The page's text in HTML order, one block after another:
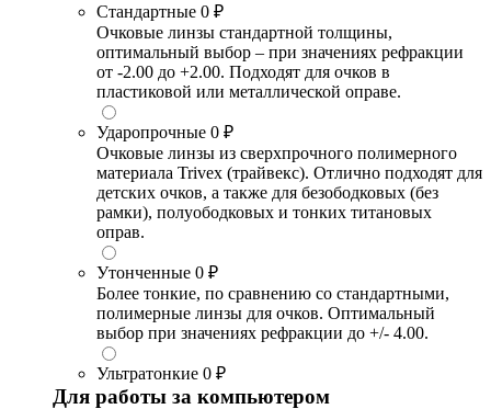
Стандартные 0 ₽
Очковые линзы стандартной толщины,
оптимальный выбор – при значениях рефракции
от -2.00 до +2.00. Подходят для очков в
пластиковой или металлической оправе.
Ударопрочные 0 ₽
Очковые линзы из сверхпрочного полимерного
материала Trivex (трайвекс). Отлично подходят для
детских очков, а также для безободковых (без
рамки), полуободковых и тонких титановых
оправ.
Утонченные 0 ₽
Более тонкие, по сравнению со стандартными,
полимерные линзы для очков. Оптимальный
выбор при значениях рефракции до +/- 4.00.
Ультратонкие 0 ₽
Для работы за компьютером